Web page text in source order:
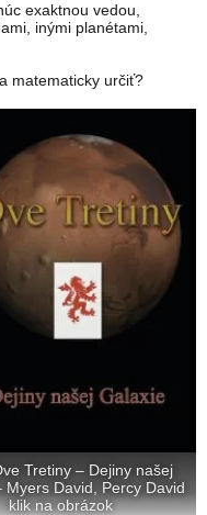
exaktnou vedou,
inými planétami,
matematicky určiť?
Tretiny – Dejiny našej
Myers David, Percy David
klik na obrázok